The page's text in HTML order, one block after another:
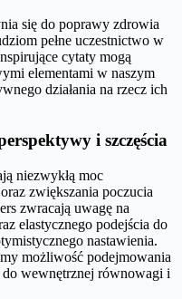
się do poprawy zdrowia
pełne uczestnictwo w
cytaty mogą
elementami w naszym
działania na rzecz ich
i szczęścia
niezwykłą moc
zwiększania poczucia
zwracają uwagę na
elastycznego podejścia do
nastawienia.
możliwość podejmowania
wewnętrznej równowagi i